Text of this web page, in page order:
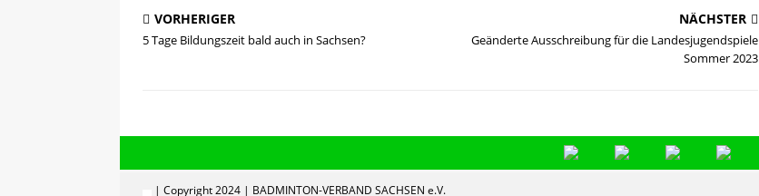
VORHERIGER
5 Tage Bildungszeit bald auch in Sachsen?
NÄCHSTER
Geänderte Ausschreibung für die Landesjugendspiele
Sommer 2023
| Copyright 2024 | BADMINTON-VERBAND SACHSEN e.V.